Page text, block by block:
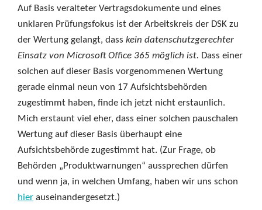
Auf Basis veralteter Vertragsdokumente und eines
unklaren Prüfungsfokus ist der Arbeitskreis der DSK zu
der Wertung gelangt, dass kein datenschutzgerechter
Einsatz von Microsoft Office 365 möglich ist. Dass einer
solchen auf dieser Basis vorgenommenen Wertung
gerade einmal neun von 17 Aufsichtsbehörden
zugestimmt haben, finde ich jetzt nicht erstaunlich.
Mich erstaunt viel eher, dass einer solchen pauschalen
Wertung auf dieser Basis überhaupt eine
Aufsichtsbehörde zugestimmt hat. (Zur Frage, ob
Behörden „Produktwarnungen“ aussprechen dürfen
und wenn ja, in welchen Umfang, haben wir uns schon
hier auseinandergesetzt.)